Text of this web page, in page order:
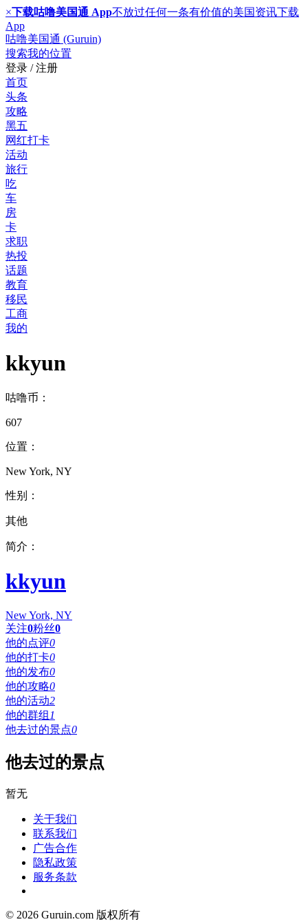
×下载咕噜美国通 App不放过任何一条有价值的美国资讯下载
App
咕噜美国通 (Guruin)
搜索我的位置
登录 / 注册
首页
头条
攻略
黑五
网红打卡
活动
旅行
吃
车
房
卡
求职
热投
话题
教育
移民
工商
我的
kkyun
咕噜币：
607
位置：
New York, NY
性别：
其他
简介：
kkyun
New York, NY
关注0粉丝0
他的点评0
他的打卡0
他的发布0
他的攻略0
他的活动2
他的群组 1
他去过的景点0
他去过的景点
暂无
关于我们
联系我们
广告合作
隐私政策
服务条款
© 2026 Guruin.com 版权所有